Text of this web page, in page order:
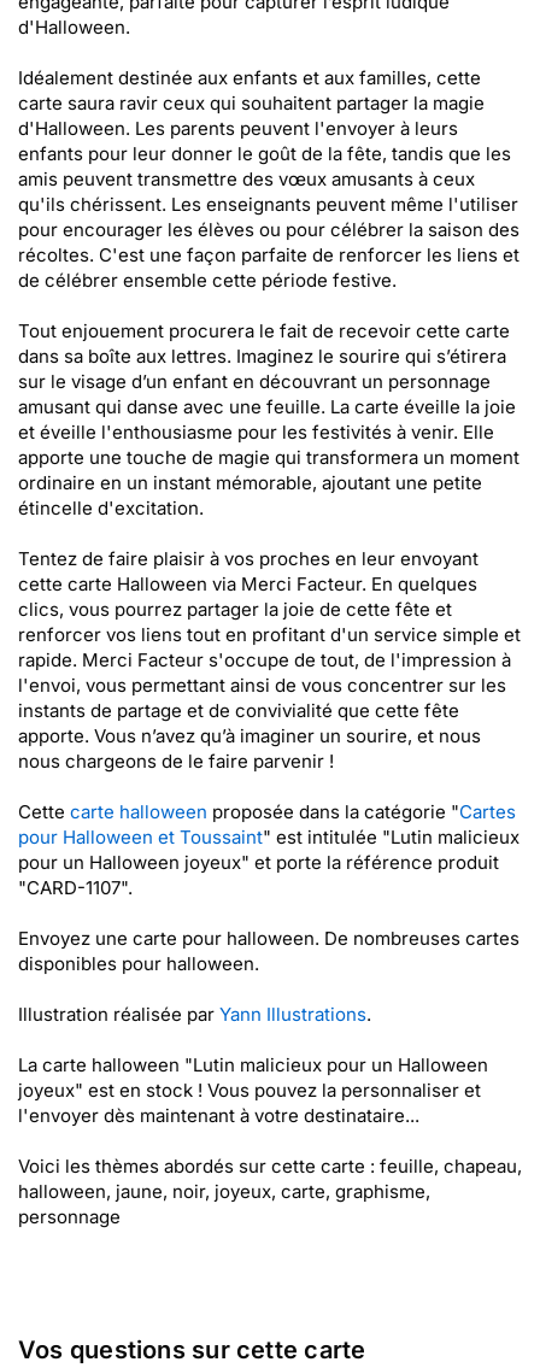
d'Halloween.
Idéalement destinée aux enfants et aux familles, cette
carte saura ravir ceux qui souhaitent partager la magie
d'Halloween. Les parents peuvent l'envoyer à leurs
enfants pour leur donner le goût de la fête, tandis que les
amis peuvent transmettre des vœux amusants à ceux
qu'ils chérissent. Les enseignants peuvent même l'utiliser
pour encourager les élèves ou pour célébrer la saison des
récoltes. C'est une façon parfaite de renforcer les liens et
de célébrer ensemble cette période festive.
Tout enjouement procurera le fait de recevoir cette carte
dans sa boîte aux lettres. Imaginez le sourire qui s’étirera
sur le visage d’un enfant en découvrant un personnage
amusant qui danse avec une feuille. La carte éveille la joie
et éveille l'enthousiasme pour les festivités à venir. Elle
apporte une touche de magie qui transformera un moment
ordinaire en un instant mémorable, ajoutant une petite
étincelle d'excitation.
Tentez de faire plaisir à vos proches en leur envoyant
cette carte Halloween via Merci Facteur. En quelques
clics, vous pourrez partager la joie de cette fête et
renforcer vos liens tout en profitant d'un service simple et
rapide. Merci Facteur s'occupe de tout, de l'impression à
l'envoi, vous permettant ainsi de vous concentrer sur les
instants de partage et de convivialité que cette fête
apporte. Vous n’avez qu’à imaginer un sourire, et nous
nous chargeons de le faire parvenir !
Cette carte halloween proposée dans la catégorie "Cartes
pour Halloween et Toussaint" est intitulée "Lutin malicieux
pour un Halloween joyeux" et porte la référence produit
"CARD-1107".
Envoyez une carte pour halloween. De nombreuses cartes
disponibles pour halloween.
Illustration réalisée par Yann Illustrations.
La carte halloween "Lutin malicieux pour un Halloween
joyeux" est en stock ! Vous pouvez la personnaliser et
l'envoyer dès maintenant à votre destinataire...
Voici les thèmes abordés sur cette carte : feuille, chapeau,
halloween, jaune, noir, joyeux, carte, graphisme,
personnage
Vos questions sur cette carte